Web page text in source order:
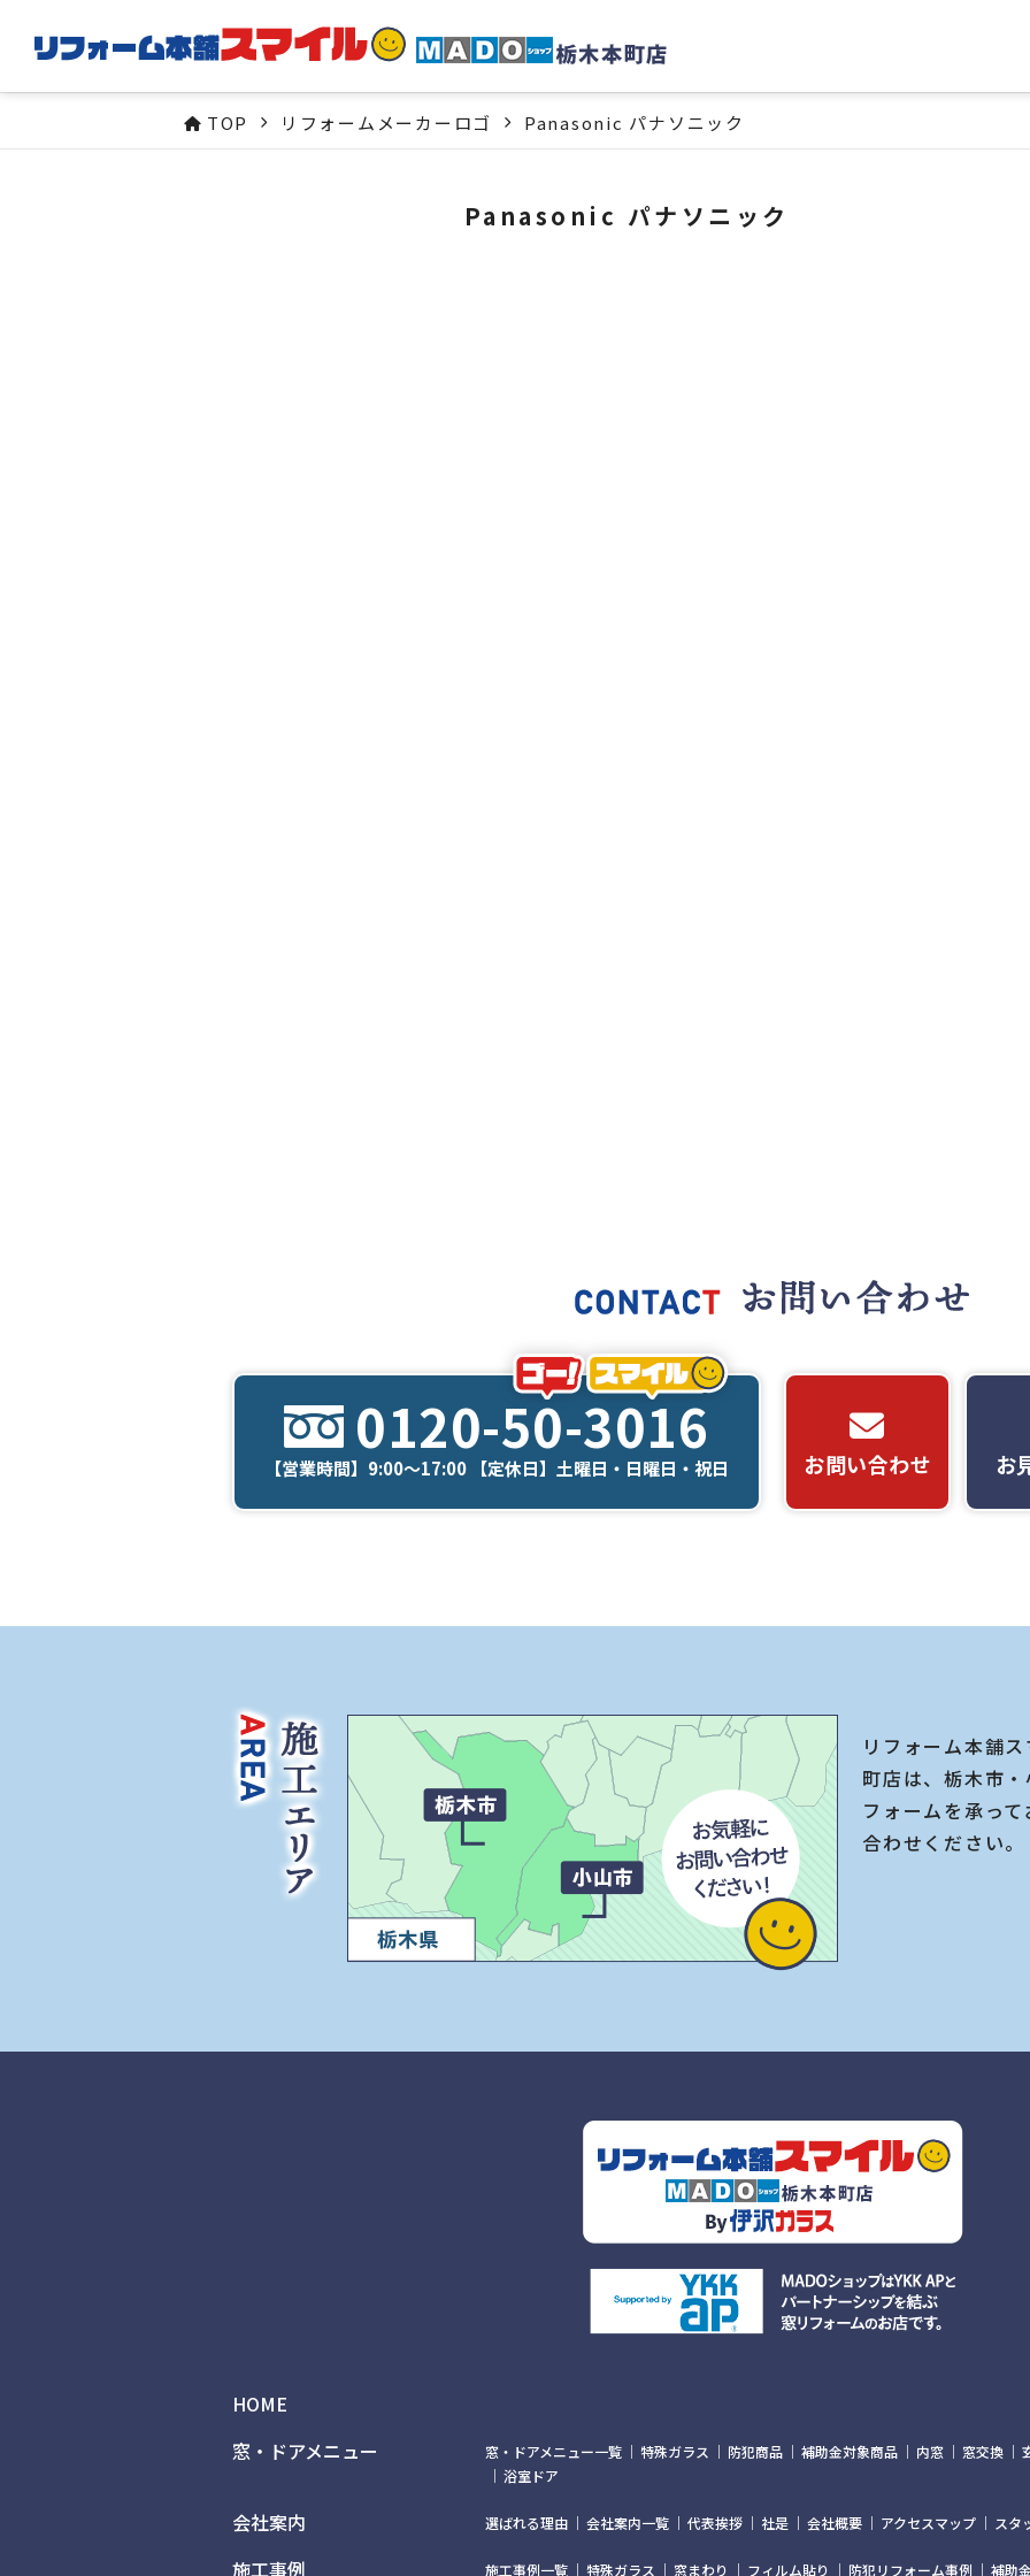
TOP リフォームメーカーロゴ Panasonic パナソニック
Panasonic パナソニック
0120-50-3016
【営業時間】9:00～17:00 【定休日】土曜日・日曜日・祝日 お問い合わせ お
リフォーム本舗
町店は、栃木市
フォームを承っ
合わせください。
HOME
窓・ドアメニュー
窓・ドアメニュー一覧 特殊ガラス 防犯商品 補助金対象商品 内窓 窓交換
浴室ドア
会社案内 選ばれる理由 会社案内一覧 代表挨拶 社是 会社概要 アクセスマップ スタ
施工事例 施工事例一覧 特殊ガラス 窓まわり フィルム貼り 防犯リフォーム事例 補助